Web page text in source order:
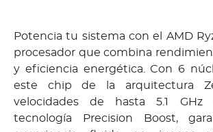
Potencia tu sistema con el AMD
procesador que combina
y eficiencia energética. Con 6
este chip de la arquitectura
velocidades de hasta 5.1 GHz
tecnología Precision Boost,